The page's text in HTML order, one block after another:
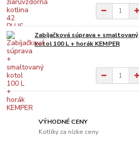
Zabíjačková súprava + smaltovaný
kotol 100 L + horák KEMPER
VÝHODNÉ CENY
Kotlíky za nízke ceny